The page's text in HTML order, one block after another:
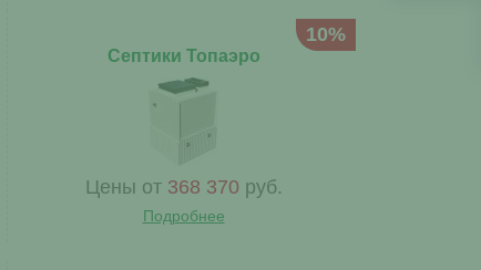
Септики Топаэро
Цены от 368 370 руб.
10%
Подробнее